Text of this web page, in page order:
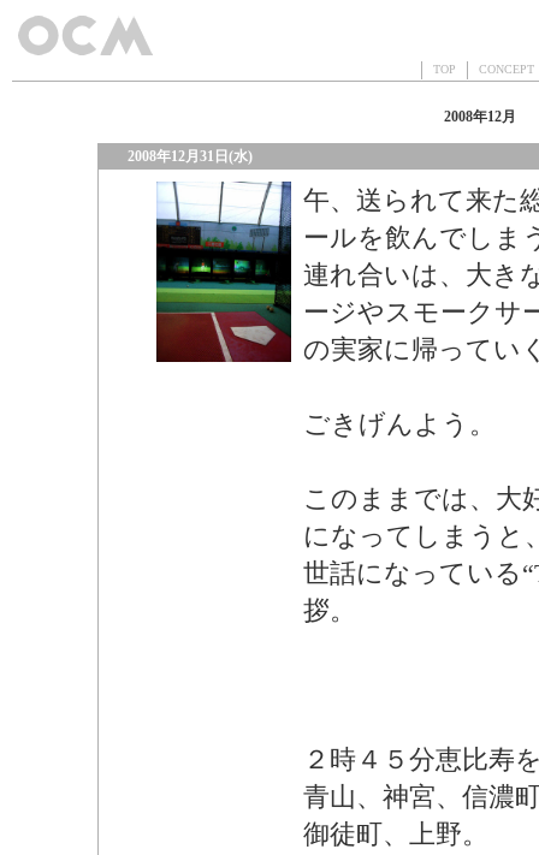
TOP
2008年12月
2008年12月31日(水)
午、送られて来た
ールを飲んでしま
連れ合いは、大き
ージやスモークサ
の実家に帰ってい
ごきげんよう。
このままでは、大
になってしまうと
世話になっている
拶。
２時４５分恵比寿
青山、神宮、信濃
御徒町、上野。